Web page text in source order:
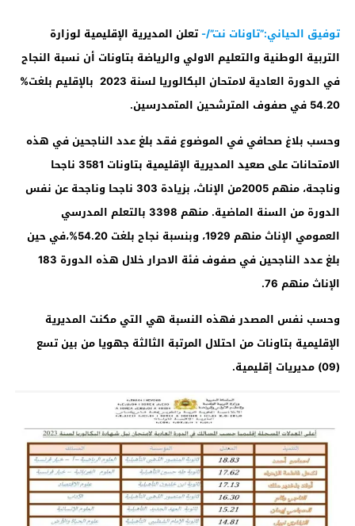
توفيق الحياني:”تاونات نت”/-تعلن المديرية الإقليمية لوزارة
التربية الوطنية والتعليم الاولي والرياضة بتاونات أن نسبة النجاح
في الدورة العادية لامتحان البكالوريا لسنة 2023 بالإقليم بلغت%
54.20 في صفوف المترشحين المتمدرسين.
وحسب بلاغ صحافي في الموضوع فقد بلغ عدد الناجحين في هذه
الامتحانات على صعيد المديرية الإقليمية بتاونات 3581 ناجحا
وناجحة، منهم 2005من الإناث، بزيادة 303 ناجحا وناجحة عن نفس
الدورة من السنة الماضية.
منهم 3398 بالتعلم المدرسي
العمومي الإناث منهم 1929، وبنسبة نجاح بلغت 54.20%،في حين
بلغ عدد الناجحين في صفوف فئة الاحرار خلال هذه الدورة 183
الإناث منهم 76.
وحسب نفس المصدر فهذه النسبة هي التي مكنت المديرية
الإقليمية بتاونات من احتلال المرتبة الثالثة جهويا من بين تسع
(09) مديريات إقليمية
.